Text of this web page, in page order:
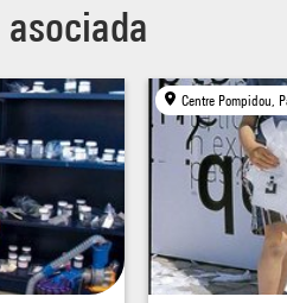
se transforment en un curieux
Centre Pompidou,